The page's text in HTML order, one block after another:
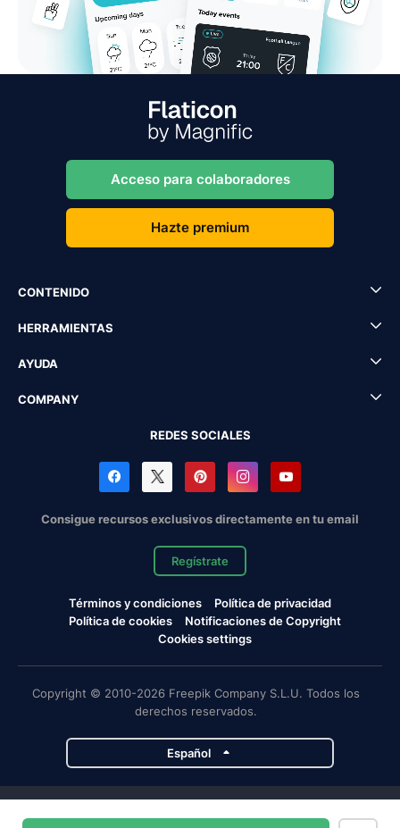
Acceso para colaboradores
Hazte premium
CONTENIDO
HERRAMIENTAS
AYUDA
COMPANY
REDES SOCIALES
Consigue recursos exclusivos directamente en tu email
Regístrate
Términos y condiciones
Política de privacidad
Política de cookies
Notificaciones de Copyright
Cookies settings
Copyright © 2010-2026 Freepik Company S.L.U. Todos los
derechos reservados.
Español